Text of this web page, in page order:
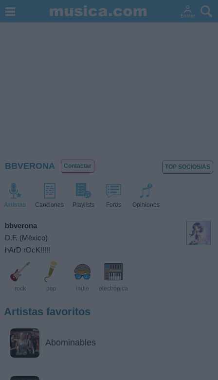
BBVERONA Contactar TOP SOCIOS/AS
Artistas Canciones Playlists Foros Opiniones
bbverona
D.F. (México)
hArD rOcK!!!!!
rock pop indie electrónica
Artistas favoritos
Abominables